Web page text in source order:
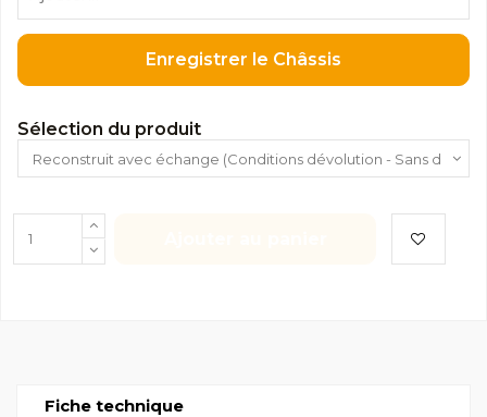
Enregistrer le Châssis
Sélection du produit
Fiche technique